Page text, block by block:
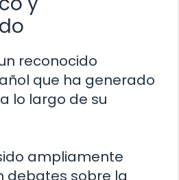
reconocido
que ha generado
lo largo de su
ampliamente
debates sobre la